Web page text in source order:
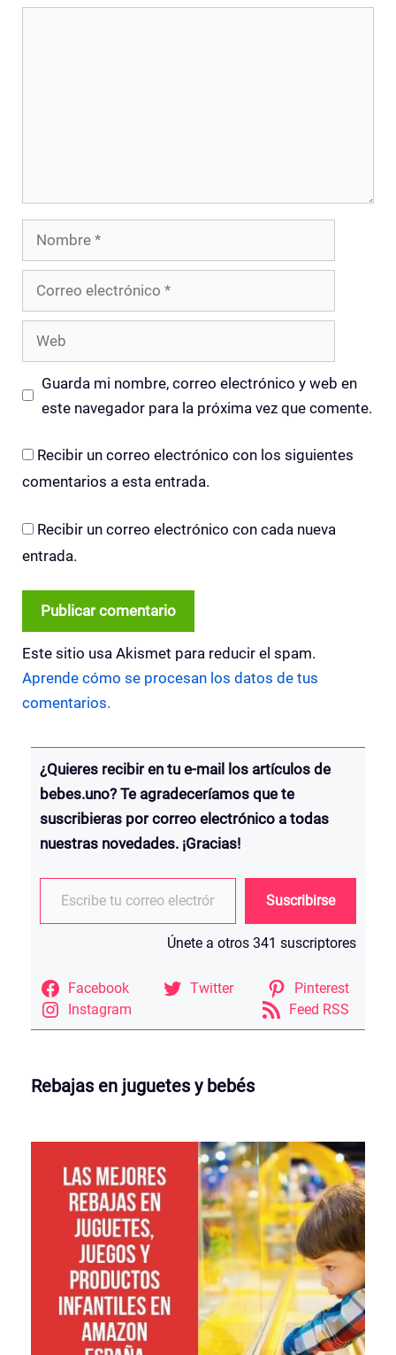
Nombre
Correo
Web
Guarda mi nombre, correo electrónico y web en
este navegador para la próxima vez que comente.
Recibir un correo electrónico con los siguientes
comentarios a esta entrada.
Recibir un correo electrónico con cada nueva
entrada.
Este sitio usa Akismet para reducir el spam.
Aprende cómo se procesan los datos de tus
comentarios.
¿Quieres recibir en tu e-mail los artículos de
bebes.uno? Te agradeceríamos que te
suscribieras por correo electrónico a todas
nuestras novedades. ¡Gracias!
Escribe tu correo electrónico…
Suscribirse
Únete a otros 341 suscriptores
Facebook Twitter
Pinterest
Instagram
Feed RSS
Rebajas en juguetes y bebés